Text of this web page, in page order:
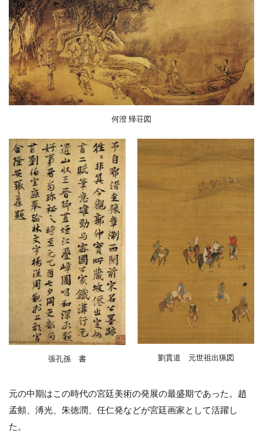
何澄 帰荘図
張孔孫 書 劉貫道 元世祖出猟図
元の中期はこの時代の宮廷美術の発展の最盛期であった。趙
孟頫、溥光、朱徳潤、任仁発などが宮廷画家として活躍し
た。